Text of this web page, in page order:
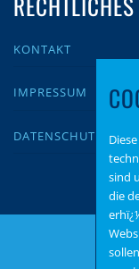
KONTAKT
IMPRESSUM
DATENSCHUTZ
sind
die